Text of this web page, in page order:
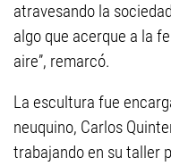
atravesando la
algo que acerque a la
aire”, remarcó.
La escultura fue
neuquino, Carlos
trabajando en su taller